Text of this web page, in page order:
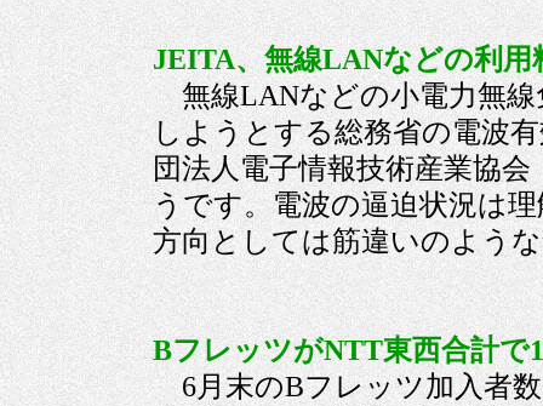
JEITA、無線LANなどの利
無線LANなどの小電力無線
しようとする総務省の電波
団法人電子情報技術産業協
うです。電波の逼迫状況は
方向としては筋違いのよ
BフレッツがNTT東西合計
6月末のBフレッツ加入者数